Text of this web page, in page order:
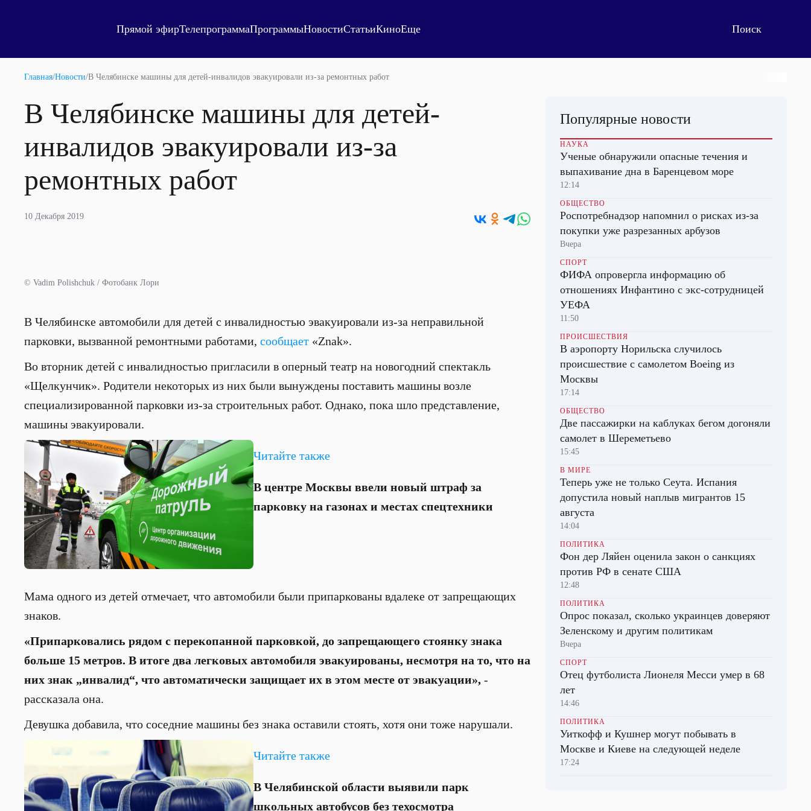
Прямой эфирТелепрограммаПрограммыНовостиСтатьиКиноЕще
Главная/Новости/В Челябинске машины для детей-инвалидов эвакуировали из-за ремонтных работ
В Челябинске машины для детей-
инвалидов эвакуировали из-за
ремонтных работ
10 Декабря 2019
© Vadim Polishchuk / Фотобанк Лори
В Челябинске автомобили для детей с инвалидностью эвакуировали из-за неправильной
парковки, вызванной ремонтными работами, сообщает «Znak».
Во вторник детей с инвалидностью пригласили в оперный театр на новогодний спектакль
«Щелкунчик». Родители некоторых из них были вынуждены поставить машины возле
специализированной парковки из-за строительных работ. Однако, пока шло представление,
машины эвакуировали.
Читайте также
В центре Москвы ввели новый штраф за
парковку на газонах и местах спецтехники
Мама одного из детей отмечает, что автомобили были припаркованы вдалеке от запрещающих
знаков.
«Припарковались рядом с перекопанной парковкой, до запрещающего стоянку знака
больше 15 метров. В итоге два легковых автомобиля эвакуированы, несмотря на то, что на
них знак „инвалид“, что автоматически защищает их в этом месте от эвакуации», -
рассказала она.
Девушка добавила, что соседние машины без знака оставили стоять, хотя они тоже нарушали.
Читайте также
В Челябинской области выявили парк
школьных автобусов без техосмотра
Популярные новости
НАУКА
Ученые обнаружили опасные течения и
выпахивание дна в Баренцевом море
12:14
ОБЩЕСТВО
Роспотребнадзор напомнил о рисках из-за
покупки уже разрезанных арбузов
Вчера
СПОРТ
ФИФА опровергла информацию об
отношениях Инфантино с экс-сотрудницей
УЕФА
11:50
ПРОИСШЕСТВИЯ
В аэропорту Норильска случилось
происшествие с самолетом Boeing из
Москвы
17:14
ОБЩЕСТВО
Две пассажирки на каблуках бегом догоняли
самолет в Шереметьево
15:45
В МИРЕ
Теперь уже не только Сеута. Испания
допустила новый наплыв мигрантов 15
августа
14:04
ПОЛИТИКА
Фон дер Ляйен оценила закон о санкциях
против РФ в сенате США
12:48
ПОЛИТИКА
Опрос показал, сколько украинцев доверяют
Зеленскому и другим политикам
Вчера
СПОРТ
Отец футболиста Лионеля Месси умер в 68
лет
14:46
ПОЛИТИКА
Уиткофф и Кушнер могут побывать в
Москве и Киеве на следующей неделе
17:24